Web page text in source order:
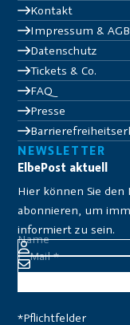
Kontakt
Impressum & AGB
Datenschutz
Tickets & Co.
FAQ
Presse
NEWSLETTER
ElbePost aktuell
Hier können Sie
abonnieren, um
informiert zu sein.
Name
E-Mail*
*Pflichtfelder